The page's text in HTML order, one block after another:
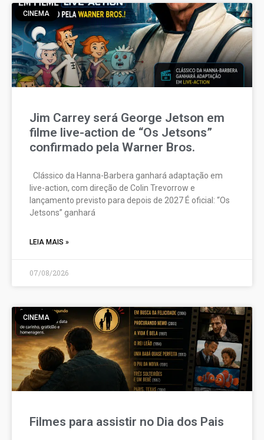
CINEMA
Jim Carrey será George Jetson em
filme live-action de “Os Jetsons”
confirmado pela Warner Bros.
Clássico da Hanna-Barbera ganhará adaptação em
live-action, com direção de Colin Trevorrow e
lançamento previsto para depois de 2027 É oficial: “Os
Jetsons” ganhará
LEIA MAIS »
07/08/2026
CINEMA
Filmes para assistir no Dia dos Pais